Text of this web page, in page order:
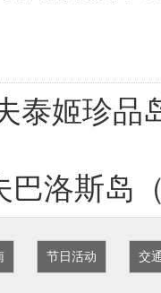
泰姬珍品
巴洛斯岛
节日活动 交